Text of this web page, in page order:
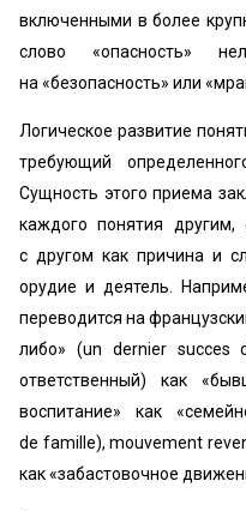
включенными в более
слово «опасность»
на «безопасность» или
Логическое развитие
требующий
Сущность этого приема
каждого понятия
с другом как причина и
орудие и деятель.
переводится на
либо» (un dernier succes
ответственный) как
воспитание» как
de famille), mouvement
как «забастовочное